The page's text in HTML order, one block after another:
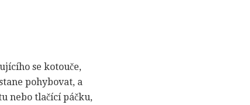
se kotouče,
pohybovat, a
nebo tlačící páčku,